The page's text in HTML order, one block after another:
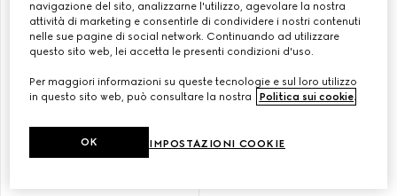
MISURA PICCOLA
MISURA PICCOLA
navigazione del sito, analizzarne l'utilizzo, agevolare la nostra
attività di marketing e consentirle di condividere i nostri contenuti
nelle sue pagine di social network. Continuando ad utilizzare
questo sito web, lei accetta le presenti condizioni d'uso.
Per maggiori informazioni su queste tecnologie e sul loro utilizzo
in questo sito web, può consultare la nostra
Politica sui cookie
IMPOSTAZIONI COOKIE
OK